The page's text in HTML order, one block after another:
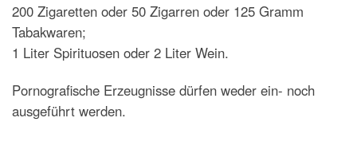
200 Zigaretten oder 50 Zigarren oder 125 Gramm
Tabakwaren;
1 Liter Spirituosen oder 2 Liter Wein.
Pornografische Erzeugnisse dürfen weder ein- noch
ausgeführt werden.